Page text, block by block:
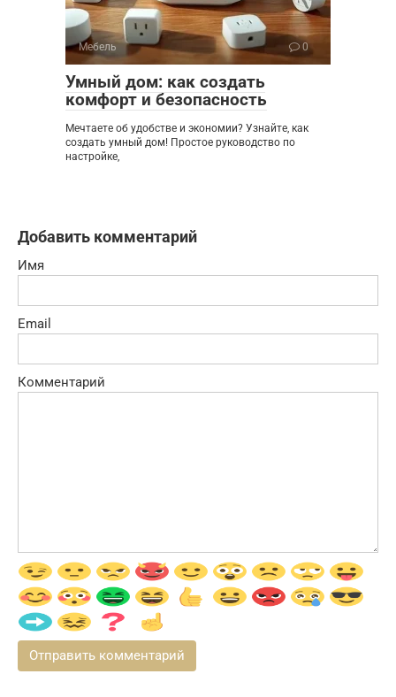
Мебель 0
Умный дом: как создать
комфорт и безопасность
Мечтаете об удобстве и экономии? Узнайте, как
создать умный дом! Простое руководство по
настройке,
Добавить комментарий
Имя
Email
Комментарий